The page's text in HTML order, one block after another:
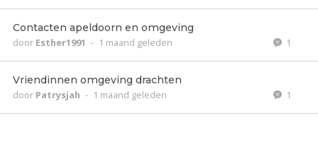
Contacten apeldoorn en omgeving
door Esther1991 - 1 maand geleden 1
Vriendinnen omgeving drachten
door Patrysjah - 1 maand geleden 1